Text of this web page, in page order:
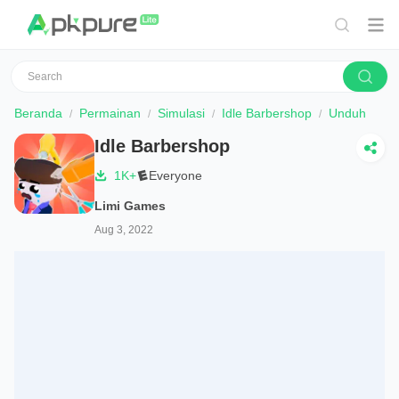
Beranda Permainan Simulasi Idle Barbershop Unduh
Idle Barbershop
1K+ Everyone
Limi Games
Aug 3, 2022